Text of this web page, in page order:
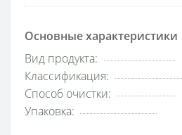
Основные характеристики
Вид продукта:
Классификация:
Способ очистки:
Упаковка: